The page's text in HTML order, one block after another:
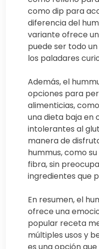
como dip para
diferencia del
variante ofrece
puede ser todo
los paladares
Además, el
opciones para
alimenticias,
una dieta baja en
intolerantes al
manera de
hummus, como
fibra, sin
ingredientes que
En resumen, el
ofrece una
popular receta
múltiples usos y
es una opción